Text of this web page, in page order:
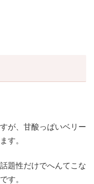
が、甘酸っぱいベリー
す。
題性だけでへんてこな
す。